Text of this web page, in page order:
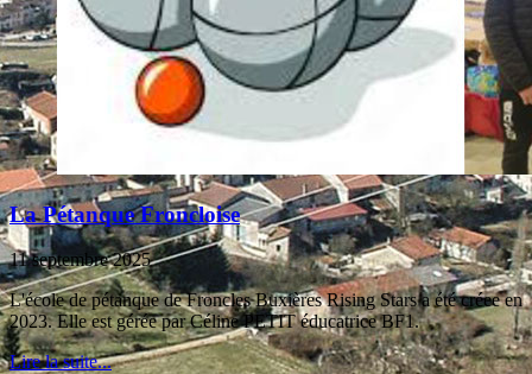
La Pétanque Froncloise
11 septembre 2025
L'école de pétanque de Froncles Buxières Rising Stars a été créee en
2023. Elle est gérée par Céline PETIT éducatrice BF1.
Lire la suite...